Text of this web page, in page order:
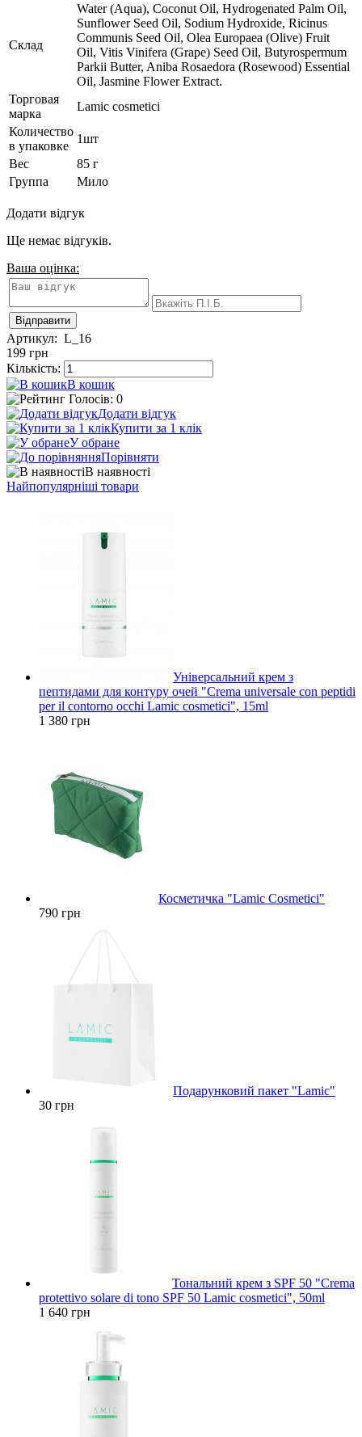
Склад
Water (Aqua), Coconut Oil, Hydrogenated Palm Oil,
Sunflower Seed Oil, Sodium Hydroxide, Ricinus
Communis Seed Oil, Olea Europaea (Olive) Fruit
Oil, Vitis Vinifera (Grape) Seed Oil, Butyrospermum
Parkii Butter, Aniba Rosaedora (Rosewood) Essential
Oil, Jasmine Flower Extract.
Торговая
марка
Lamic cosmetici
Количество
в упаковке
1шт
Вес
85 г
Группа
Мило
Додати відгук
Ще немає відгуків.
Ваша оцінка:
Артикул: L_16
199 грн
Кількість:
В кошик
Голосів: 0
Додати відгук
Купити за 1 клiк
У обране
Порівняти
В наявності
Найпопулярніші товари
Універсальний крем з
пептидами для контуру очей "Crema universale con peptidi
per il contorno occhi Lamic cosmetici", 15ml
1 380 грн
Косметичка "Lamic Cosmetici"
790 грн
Подарунковий пакет "Lamic"
30 грн
Тональний крем з SPF 50 "Crema
protettivo solare di tono SPF 50 Lamic cosmetici", 50ml
1 640 грн